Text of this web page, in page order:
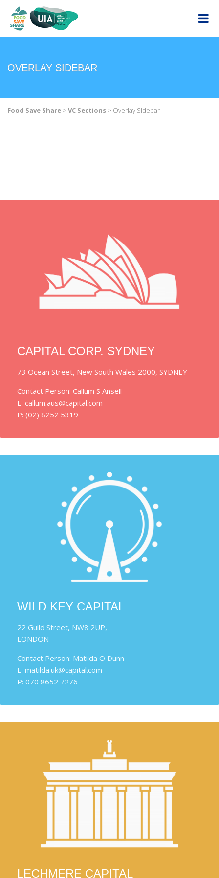
OVERLAY SIDEBAR
Food Save Share > VC Sections > Overlay Sidebar
CAPITAL CORP. SYDNEY
73 Ocean Street, New South Wales 2000, SYDNEY
Contact Person: Callum S Ansell
E: callum.aus@capital.com
P: (02) 8252 5319
WILD KEY CAPITAL
22 Guild Street, NW8 2UP,
LONDON
Contact Person: Matilda O Dunn
E: matilda.uk@capital.com
P: 070 8652 7276
LECHMERE CAPITAL